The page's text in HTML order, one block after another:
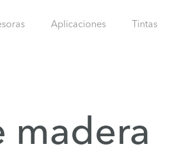
Aplicaciones Tintas
madera